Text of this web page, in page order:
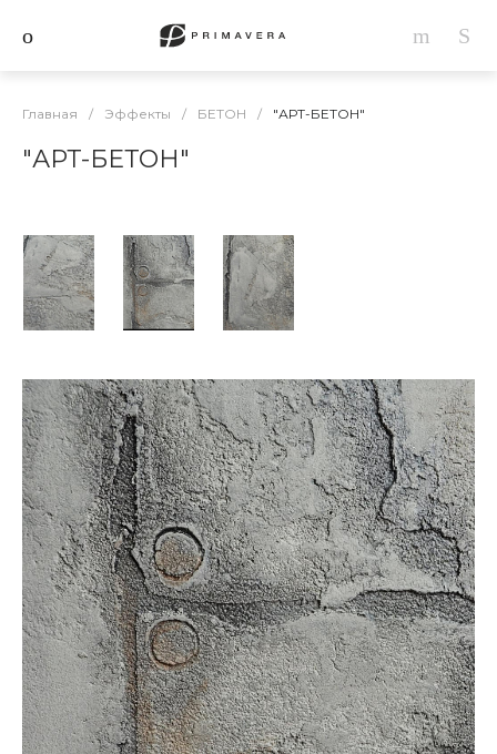
Главная / Эффекты / БЕТОН / "АРТ-БЕТОН"
"АРТ-БЕТОН"